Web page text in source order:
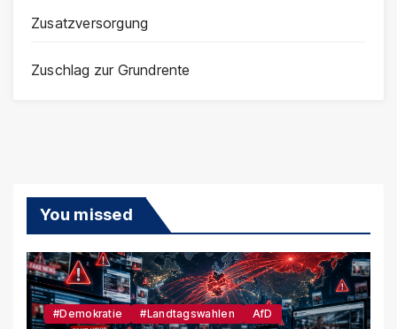
Zusatzversorgung
Zuschlag zur Grundrente
You missed
#Demokratie #Landtagswahlen AfD